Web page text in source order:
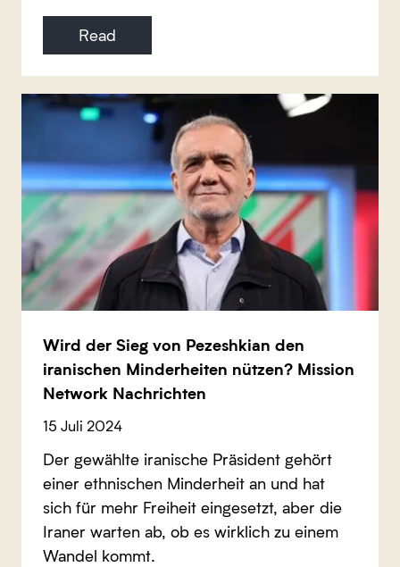
Read
Wird der Sieg von Pezeshkian den
iranischen Minderheiten nützen? Mission
Network Nachrichten
15 Juli 2024
Der gewählte iranische Präsident gehört
einer ethnischen Minderheit an und hat
sich für mehr Freiheit eingesetzt, aber die
Iraner warten ab, ob es wirklich zu einem
Wandel kommt.